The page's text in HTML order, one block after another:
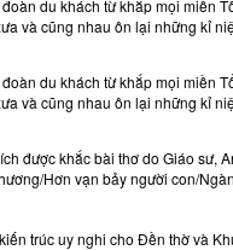
du khách từ khắp mọi miền
và cũng nhau ôn lại những kỉ
du khách từ khắp mọi miền
và cũng nhau ôn lại những kỉ
được khắc bài thơ do Giáo sư,
Hơn vạn bảy người con/
trúc uy nghi cho Đền thờ và